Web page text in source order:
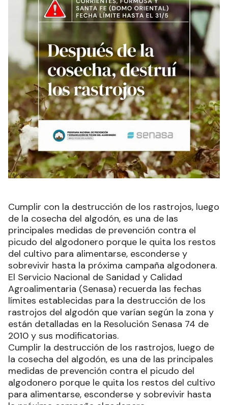
Cumplir con la destrucción de los rastrojos, luego
de la cosecha del algodón, es una de las
principales medidas de prevención contra el
picudo del algodonero porque le quita los restos
del cultivo para alimentarse, esconderse y
sobrevivir hasta la próxima campaña algodonera.
El Servicio Nacional de Sanidad y Calidad
Agroalimentaria (Senasa) recuerda las fechas
límites establecidas para la destrucción de los
rastrojos del algodón que varían según la zona y
están detalladas en la Resolución Senasa 74 de
2010 y sus modificatorias.
Cumplir la destrucción de los rastrojos, luego de
la cosecha del algodón, es una de las principales
medidas de prevención contra el picudo del
algodonero porque le quita los restos del cultivo
para alimentarse, esconderse y sobrevivir hasta